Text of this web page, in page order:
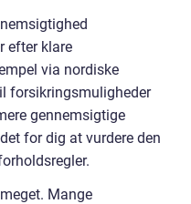
efter klare
via nordiske
forsikringsmuligheder
gennemsigtige
for dig at vurdere den
Mange